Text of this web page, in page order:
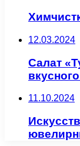
12.03.2024
Салат
11.10.2024